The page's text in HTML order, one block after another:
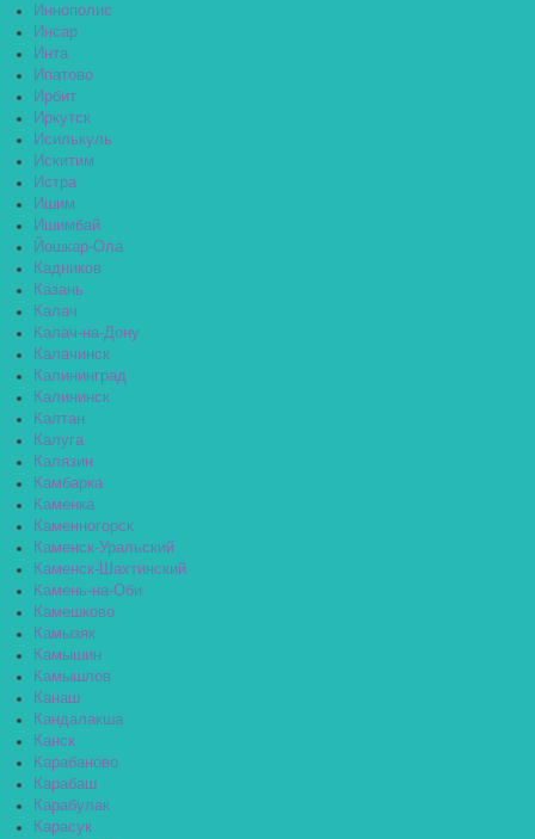
Иннополис
Инсар
Инта
Ипатово
Ирбит
Иркутск
Исилькуль
Искитим
Истра
Ишим
Ишимбай
Йошкар-Ола
Кадников
Казань
Калач
Калач-на-Дону
Калачинск
Калининград
Калининск
Калтан
Калуга
Калязин
Камбарка
Каменка
Каменногорск
Каменск-Уральский
Каменск-Шахтинский
Камень-на-Оби
Камешково
Камызяк
Камышин
Камышлов
Канаш
Кандалакша
Канск
Карабаново
Карабаш
Карабулак
Карасук